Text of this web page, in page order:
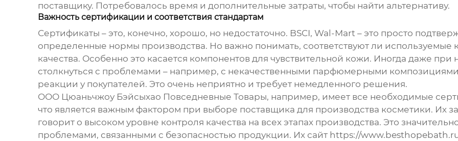
поставщику. Потребовалось время и дополнительные затраты, чтобы найти альтернативу.
Важность сертификации и соответствия стандартам
Сертификаты – это, конечно, хорошо, но недостаточно. BSCI, Wal-Mart – это просто
определенные нормы производства. Но важно понимать, соответствуют ли используемые
качества. Особенно это касается компонентов для чувствительной кожи. Иногда даже
столкнуться с проблемами – например, с некачественными парфюмерными
реакции у покупателей. Это очень неприятно и требует немедленного решения.
ООО Цюаньчжоу Бэйсыхао Повседневные Товары, например, имеет все необходимые
что является важным фактором при выборе поставщика для производства косметики. Их
говорит о высоком уровне контроля качества на всех этапах производства. Это
проблемами, связанными с безопасностью продукции. Их сайт https://